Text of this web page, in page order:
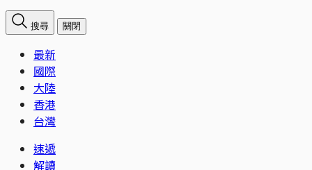
搜尋 關閉
最新
國際
大陸
香港
台灣
速遞
解讀